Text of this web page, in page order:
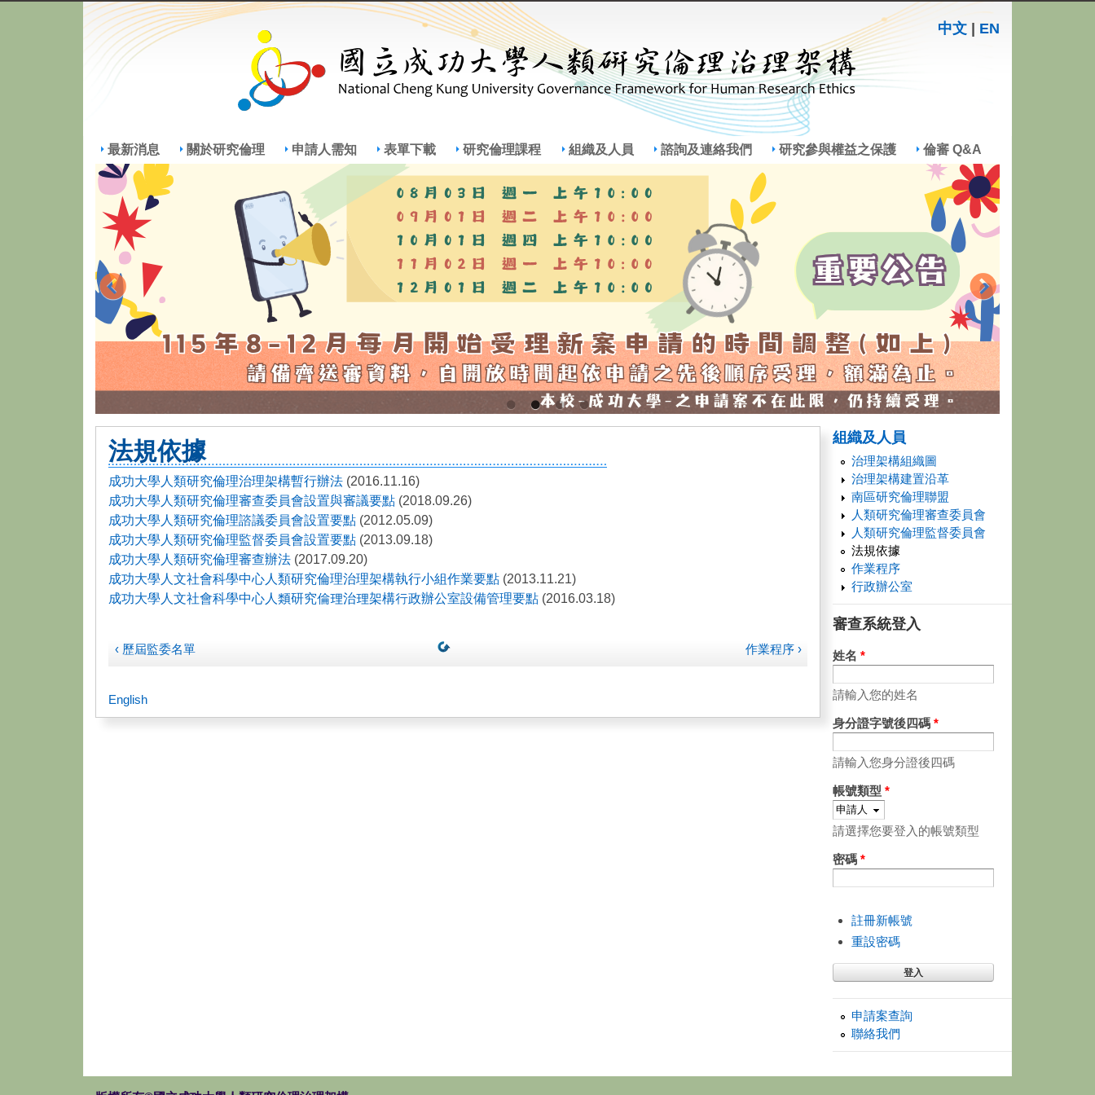
Jump to Navigation
Jump to Main content
中文 EN
最新消息 關於研究倫理 申請人需知 表單下載 研究倫理課程 組織及人員 諮詢及連絡我們 研究參與權益之保護 倫審 Q&A
法規依據
成功大學人類研究倫理治理架構暫行辦法 (2016.11.16)
成功大學人類研究倫理審查委員會設置與審議要點 (2018.09.26)
成功大學人類研究倫理諮議委員會設置要點 (2012.05.09)
成功大學人類研究倫理監督委員會設置要點 (2013.09.18)
成功大學人類研究倫理審查辦法 (2017.09.20)
成功大學人文社會科學中心人類研究倫理治理架構執行小組作業要點 (2013.11.21)
成功大學人文社會科學中心人類研究倫理治理架構行政辦公室設備管理要點 (2016.03.18)
‹ 歷屆監委名單 作業程序 ›
English
組織及人員
治理架構組織圖
治理架構建置沿革
南區研究倫理聯盟
人類研究倫理審查委員會
人類研究倫理監督委員會
法規依據
作業程序
行政辦公室
審查系統登入
姓名 *
請輸入您的姓名
身分證字號後四碼 *
請輸入您身分證後四碼
帳號類型 *
請選擇您要登入的帳號類型
密碼 *
註冊新帳號
重設密碼
申請案查詢
聯絡我們